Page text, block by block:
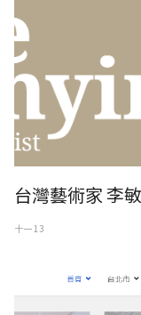
台灣藝術家 李
十一 13